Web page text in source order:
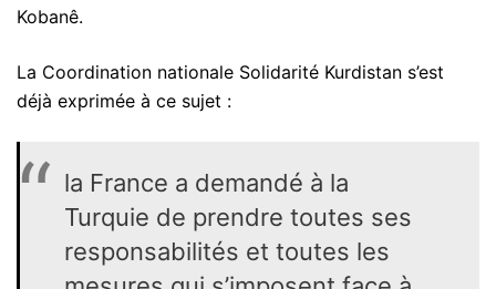
Kobanê.
La Coordination nationale Solidarité Kurdistan s’est
déjà exprimée à ce sujet :
la France a demandé à la
Turquie de prendre toutes ses
responsabilités et toutes les